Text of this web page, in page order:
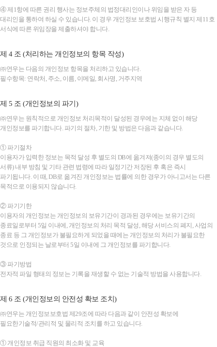
④ 제1항에 따른 권리 행사는 정보주체의 법정대리인이나 위임을 받은 자 등
대리인을 통하여 하실 수 있습니다. 이 경우 개인정보 보호법 시행규칙 별지 제11호
서식에 따른 위임장을 제출하셔야 합니다.
제 4 조 (처리하는 개인정보의 항목 작성)
㈜연우는 다음의 개인정보 항목을 처리하고 있습니다.
필수항목: 연락처, 주소, 이름, 이메일, 회사명, 거주지역
제 5 조 (개인정보의 파기)
㈜연우는 원칙적으로 개인정보 처리목적이 달성된 경우에는 지체 없이 해당
개인정보를 파기합니다. 파기의 절차, 기한 및 방법은 다음과 같습니다.
① 파기절차
이용자가 입력한 정보는 목적 달성 후 별도의 DB에 옮겨져(종이의 경우 별도의
서류) 내부 방침 및 기타 관련 법령에 따라 일정기간 저장된 후 혹은 즉시
파기됩니다. 이 때, DB로 옮겨진 개인정보는 법률에 의한 경우가 아니고서는 다른
목적으로 이용되지 않습니다.
② 파기기한
이용자의 개인정보는 개인정보의 보유기간이 경과된 경우에는 보유기간의
종료일로부터 5일 이내에, 개인정보의 처리 목적 달성, 해당 서비스의 폐지, 사업의
종료 등 그 개인정보가 불필요하게 되었을 때에는 개인정보의 처리가 불필요한
것으로 인정되는 날로부터 5일 이내에 그 개인정보를 파기합니다.
③ 파기방법
전자적 파일 형태의 정보는 기록을 재생할 수 없는 기술적 방법을 사용합니다.
제 6 조 (개인정보의 안전성 확보 조치)
㈜연우는 개인정보보호법 제29조에 따라 다음과 같이 안전성 확보에
필요한기술적/관리적 및 물리적 조치를 하고 있습니다.
① 개인정보 취급 직원의 최소화 및 교육